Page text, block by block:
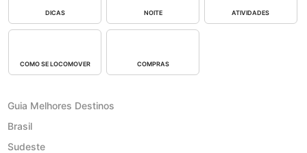
DICAS NOITE ATIVIDADES
COMO SE LOCOMOVER COMPRAS
Guia Melhores Destinos
Brasil
Sudeste